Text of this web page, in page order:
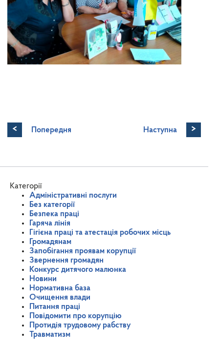
< Попередня Наступна >
Категорії
Адміністративні послуги
Без категорії
Безпека праці
Гаряча лінія
Гігієна праці та атестація робочих місць
Громадянам
Запобігання проявам корупції
Звернення громадян
Конкурс дитячого малюнка
Новини
Нормативна база
Очищення влади
Питання праці
Повідомити про корупцію
Протидія трудовому рабству
Травматизм